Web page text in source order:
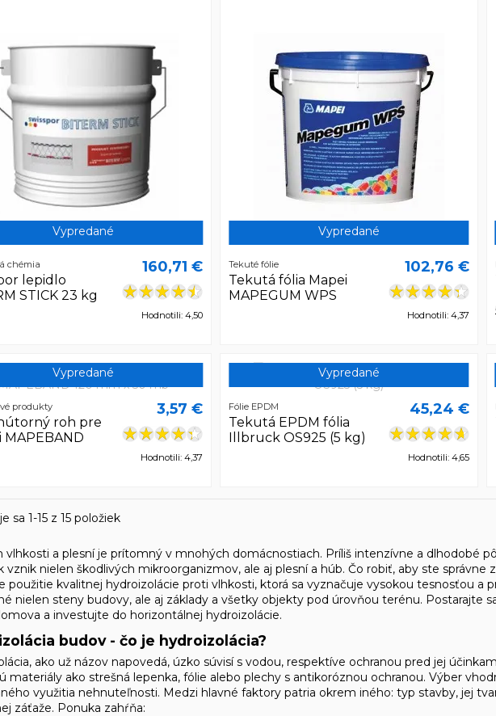
Vypredané
chémia
lepidlo
STICK 23 kg
160,71 €
Hodnotili: 4,50
Vypredané
Tekuté fólie
Tekutá fólia Mapei
MAPEGUM WPS
102,76 €
Hodnotili: 4,37
Vypredané
produkty
roh pre
MAPEBAND
3,57 €
Hodnotili: 4,37
Vypredané
Fólie EPDM
Tekutá EPDM fólia
Illbruck OS925 (5 kg)
45,24 €
Hodnotili: 4,65
sa 1-15 z 15 položiek
vlhkosti a plesní je prítomný v mnohých domácnostiach. Príliš intenzívne a dlhodobé
vznik nielen škodlivých mikroorganizmov, ale aj plesní a húb. Čo robiť, aby ste
použitie kvalitnej hydroizolácie proti vlhkosti, ktorá sa vyznačuje vysokou tesnosťou a
nielen steny budovy, ale aj základy a všetky objekty pod úrovňou terénu. Postarajte
a investujte do horizontálnej hydroizolácie.
budov - čo je hydroizolácia?
ako už názov napovedá, úzko súvisí s vodou, respektíve ochranou pred jej
materiály ako strešná lepenka, fólie alebo plechy s antikoróznou ochranou. Výber
využitia nehnuteľnosti. Medzi hlavné faktory patria okrem iného: typ stavby, jej
záťaže. Ponuka zahŕňa: